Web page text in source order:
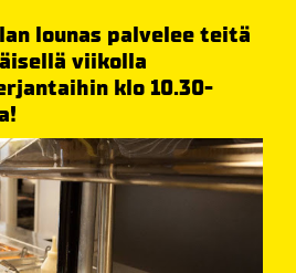
lounas palvelee teitä
viikolla
klo 10.30-